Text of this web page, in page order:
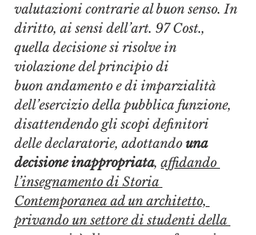
valutazioni contrarie al buon senso. In
diritto, ai sensi dell’art. 97 Cost.,
quella decisione si risolve in
violazione del principio di
buon andamento e di imparzialità
dell’esercizio della pubblica funzione,
disattendendo gli scopi definitori
delle declaratorie, adottando una
decisione inappropriata, affidando
l’insegnamento di Storia
Contemporanea ad un architetto,
privando un settore di studenti della